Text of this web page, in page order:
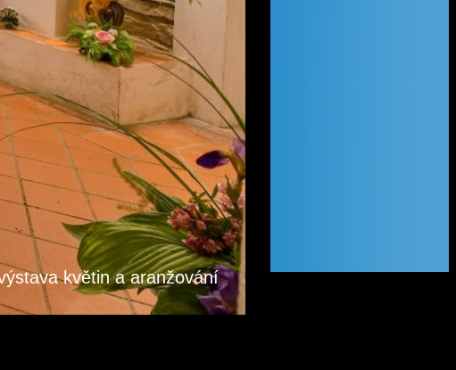
květin a aranžování